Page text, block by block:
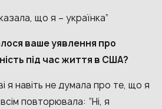
що я – українка”
ваше уявлення про
під час життя в США?
я навіть не думала про те, що я
повторювала: “Ні, я